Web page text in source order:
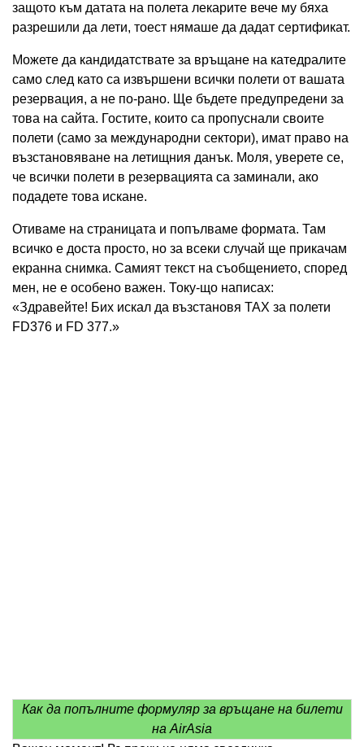
защото към датата на полета лекарите вече му бяха
разрешили да лети, тоест нямаше да дадат сертификат.
Можете да кандидатствате за връщане на катедралите
само след като са извършени всички полети от вашата
резервация, а не по-рано. Ще бъдете предупредени за
това на сайта. Гостите, които са пропуснали своите
полети (само за международни сектори), имат право на
възстановяване на летищния данък. Моля, уверете се,
че всички полети в резервацията са заминали, ако
подадете това искане.
Отиваме на страницата и попълваме формата. Там
всичко е доста просто, но за всеки случай ще прикачам
екранна снимка. Самият текст на съобщението, според
мен, не е особено важен. Току-що написах:
«Здравейте! Бих искал да възстановя TAX за полети
FD376 и FD 377.»
Как да попълните формуляр за връщане на билети
на AirAsia